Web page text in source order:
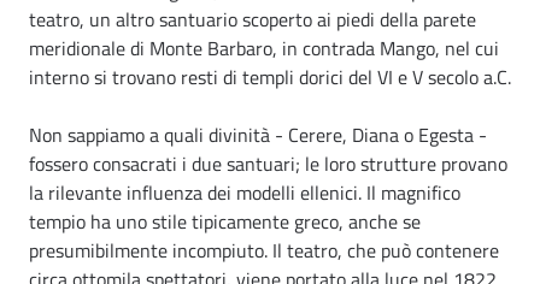
teatro, un altro santuario scoperto ai piedi della parete
meridionale di Monte Barbaro, in contrada Mango, nel cui
interno si trovano resti di templi dorici del VI e V secolo a.C.
Non sappiamo a quali divinità - Cerere, Diana o Egesta -
fossero consacrati i due santuari; le loro strutture provano
la rilevante influenza dei modelli ellenici. Il magnifico
tempio ha uno stile tipicamente greco, anche se
presumibilmente incompiuto. Il teatro, che può contenere